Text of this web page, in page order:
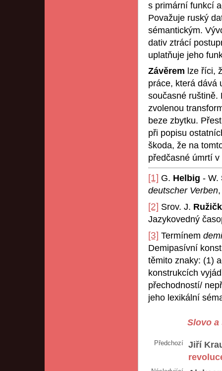
s primární funkcí
Považuje ruský
sémantickým.
dativ ztrácí
uplatňuje jeho
Závěrem lze říci,
práce, která dává
současné ruštině.
zvolenou
beze zbytku.
při popisu
škoda, že na
předčasné úmrtí
[1] G. Helbig - W.
deutscher Verben
[2] Srov. J.
Jazykovedný
[3] Termínem
Demipasívní
těmito znaky: (1)
konstrukcích
přechodností/
jeho lexikální
Slovo a
Předchozí
Jiří